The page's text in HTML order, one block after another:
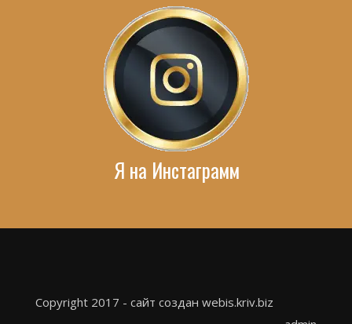
Я на Инстаграмм
Copyright 2017 - сайт создан webis.kriv.biz